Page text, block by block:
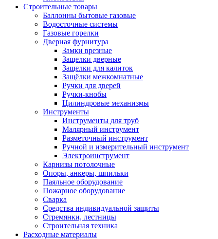
Строительные товары
Баллонны бытовые газовые
Водосточные системы
Газовые горелки
Дверная фурнитура
Замки врезные
Защелки дверные
Защелки для калиток
Защёлки межкомнатные
Ручки для дверей
Ручки-кнобы
Цилиндровые механизмы
Инструменты
Инструменты для труб
Малярный инструмент
Разметочный инструмент
Ручной и измерительный инструмент
Электроинструмент
Карнизы потолочные
Опоры, анкеры, шпильки
Паяльное оборудование
Пожарное оборудование
Сварка
Средства индивидуальной защиты
Стремянки, лестницы
Строительная техника
Расходные материалы